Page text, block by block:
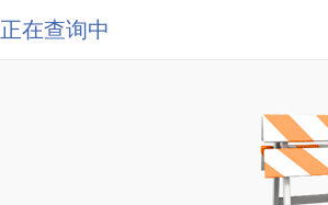
正在查询中